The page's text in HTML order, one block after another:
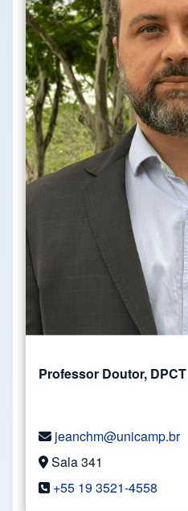
Professor Doutor, DPCT
jeanchm@unicamp.br
Sala 341
+55 19 3521-4558